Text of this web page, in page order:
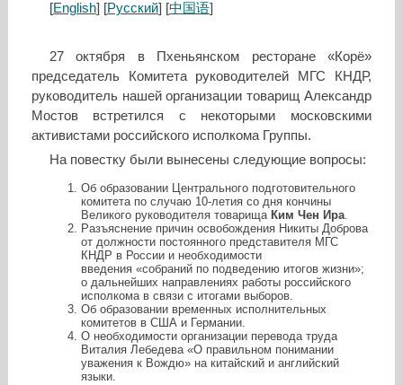
[English] [Русский] [中国语]
27 октября в Пхеньянском ресторане «Корё»
председатель Комитета руководителей МГС КНДР,
руководитель нашей организации товарищ Александр
Мостов встретился с некоторыми московскими
активистами российского исполкома Группы.
На повестку были вынесены следующие вопросы:
Об образовании Центрального подготовительного
комитета по случаю 10-летия со дня кончины
Великого руководителя товарища Ким Чен Ира.
Разъяснение причин освобождения Никиты Доброва
от должности постоянного представителя МГС
КНДР в России и необходимости
введения «собраний по подведению итогов жизни»;
о дальнейших направлениях работы российского
исполкома в связи с итогами выборов.
Об образовании временных исполнительных
комитетов в США и Германии.
О необходимости организации перевода труда
Виталия Лебедева «О правильном понимании
уважения к Вождю» на китайский и английский
языки.